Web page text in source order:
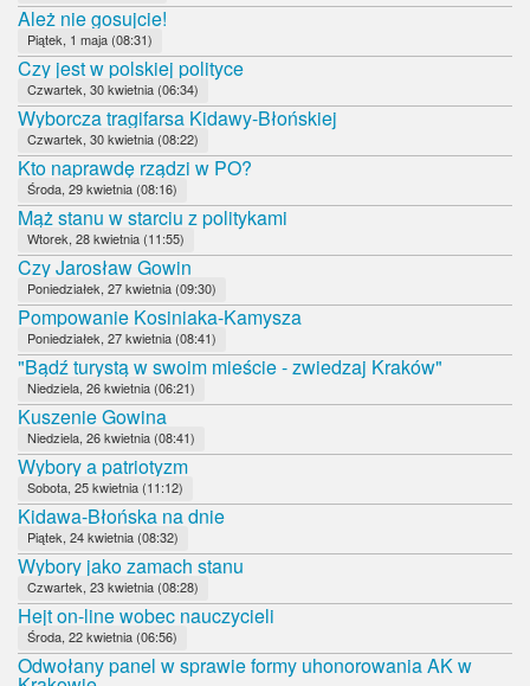
Ależ nie gosujcie!
Piątek, 1 maja (08:31)
Czy jest w polskiej polityce
Czwartek, 30 kwietnia (06:34)
Wyborcza tragifarsa Kidawy-Błońskiej
Czwartek, 30 kwietnia (08:22)
Kto naprawdę rządzi w PO?
Środa, 29 kwietnia (08:16)
Mąż stanu w starciu z politykami
Wtorek, 28 kwietnia (11:55)
Czy Jarosław Gowin
Poniedziałek, 27 kwietnia (09:30)
Pompowanie Kosiniaka-Kamysza
Poniedziałek, 27 kwietnia (08:41)
"Bądź turystą w swoim mieście - zwiedzaj Kraków"
Niedziela, 26 kwietnia (06:21)
Kuszenie Gowina
Niedziela, 26 kwietnia (08:41)
Wybory a patriotyzm
Sobota, 25 kwietnia (11:12)
Kidawa-Błońska na dnie
Piątek, 24 kwietnia (08:32)
Wybory jako zamach stanu
Czwartek, 23 kwietnia (08:28)
Hejt on-line wobec nauczycieli
Środa, 22 kwietnia (06:56)
Odwołany panel w sprawie formy uhonorowania AK w